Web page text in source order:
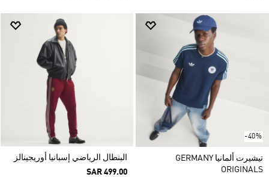
-40%
تيشيرت ألمانيا GERMANY
ORIGINALS
البنطال الرياضي إسبانيا أوريجينالز
SAR 499.00